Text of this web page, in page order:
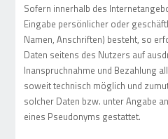
Sofern innerhalb des
Eingabe persönlicher oder
Namen, Anschriften) besteht, so
Daten seitens des Nutzers auf
Inanspruchnahme und Bezahlung
soweit technisch möglich und
solcher Daten bzw. unter Angabe
eines Pseudonyms gestattet.